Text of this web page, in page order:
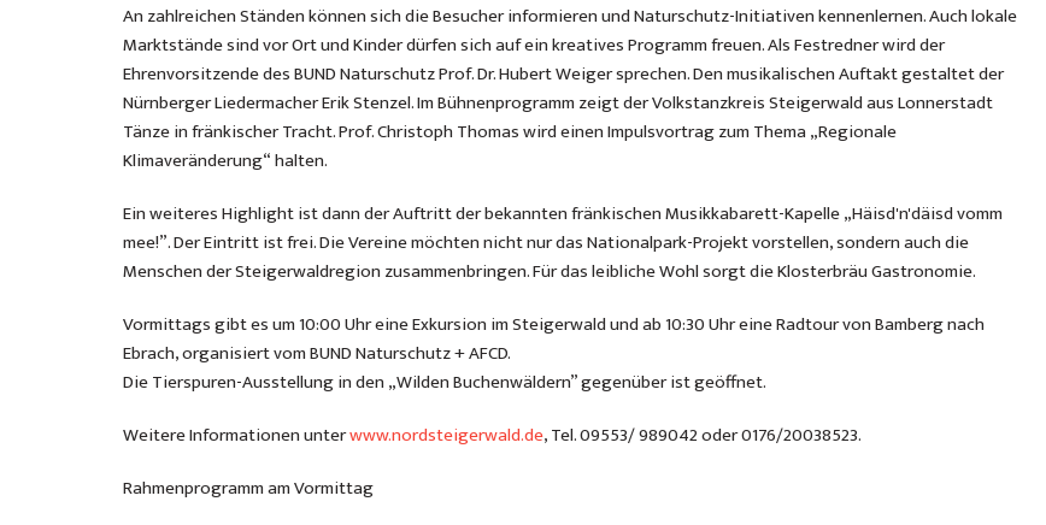
An zahlreichen Ständen können sich die Besucher informieren und Naturschutz-Initiativen kennenlernen. Auch lokale
Marktstände sind vor Ort und Kinder dürfen sich auf ein kreatives Programm freuen. Als Festredner wird der
Ehrenvorsitzende des BUND Naturschutz Prof. Dr. Hubert Weiger sprechen. Den musikalischen Auftakt gestaltet der
Nürnberger Liedermacher Erik Stenzel. Im Bühnenprogramm zeigt der Volkstanzkreis Steigerwald aus Lonnerstadt
Tänze in fränkischer Tracht. Prof. Christoph Thomas wird einen Impulsvortrag zum Thema „Regionale
Klimaveränderung“ halten.
Ein weiteres Highlight ist dann der Auftritt der bekannten fränkischen Musikkabarett-Kapelle „Häisd'n'däisd vomm
mee!”. Der Eintritt ist frei. Die Vereine möchten nicht nur das Nationalpark-Projekt vorstellen, sondern auch die
Menschen der Steigerwaldregion zusammenbringen. Für das leibliche Wohl sorgt die Klosterbräu Gastronomie.
Vormittags gibt es um 10:00 Uhr eine Exkursion im Steigerwald und ab 10:30 Uhr eine Radtour von Bamberg nach
Ebrach, organisiert vom BUND Naturschutz + AFCD.
Die Tierspuren-Ausstellung in den „Wilden Buchenwäldern” gegenüber ist geöffnet.
Weitere Informationen unterwww.nordsteigerwald.de, Tel. 09553/ 989042 oder 0176/20038523.
Rahmenprogramm am Vormittag